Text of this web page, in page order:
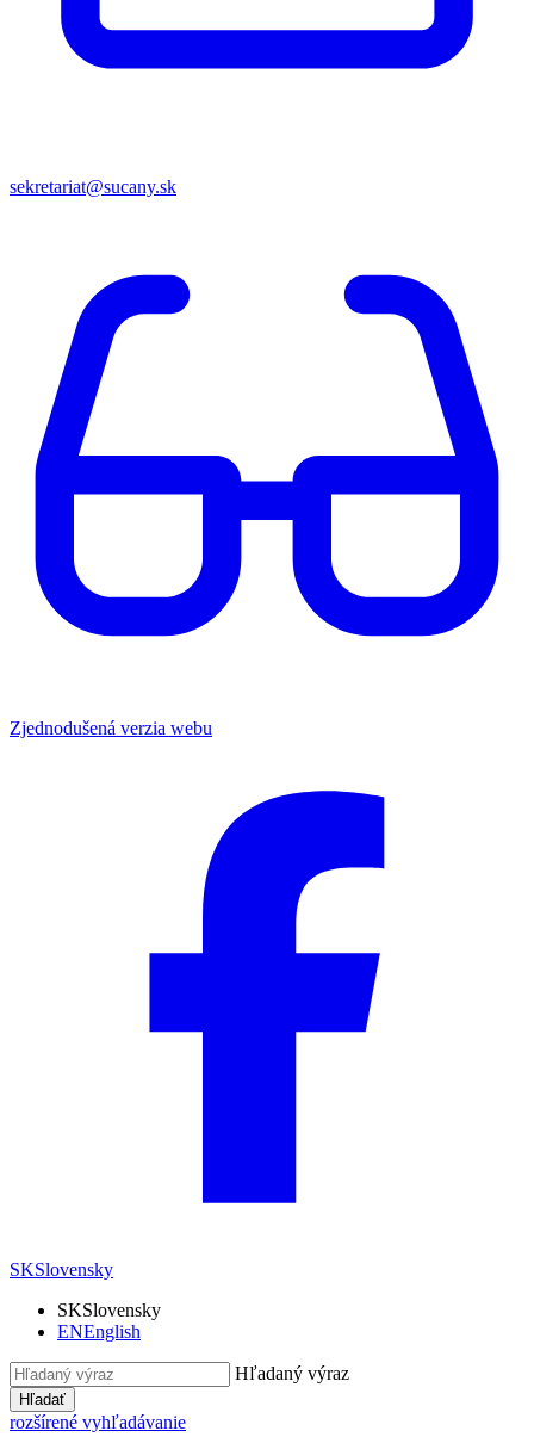
sekretariat@sucany.sk
Zjednodušená verzia webu
SKSlovensky
SKSlovensky
ENEnglish
Hľadaný výraz
Hľadať
rozšírené vyhľadávanie